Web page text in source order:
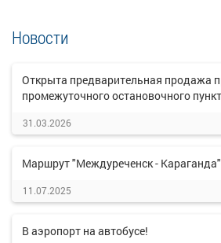
Новости
Открыта предварительная продажа
промежуточного остановочного
31.03.2026
Маршрут "Междуреченск - Караганда"
11.07.2025
В аэропорт на автобусе!